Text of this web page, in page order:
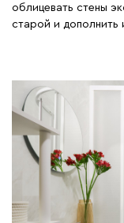
облицевать стены
старой и дополнить